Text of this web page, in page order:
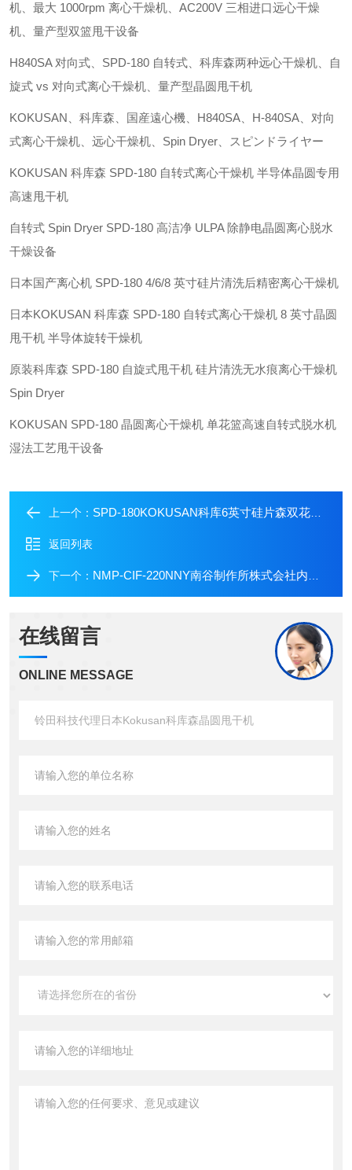
机、最大 1000rpm 离心干燥机、AC200V 三相进口远心干燥
机、量产型双篮甩干设备
H840SA 对向式、SPD-180 自转式、科库森两种远心干燥机、自
旋式 vs 对向式离心干燥机、量产型晶圆甩干机
KOKUSAN、科库森、国産遠心機、H840SA、H-840SA、对向
式离心干燥机、远心干燥机、Spin Dryer、スピンドライヤー
KOKUSAN 科库森 SPD-180 自转式离心干燥机 半导体晶圆专用
高速甩干机
自转式 Spin Dryer SPD-180 高洁净 ULPA 除静电晶圆离心脱水
干燥设备
日本国产离心机 SPD-180 4/6/8 英寸硅片清洗后精密离心干燥机
日本KOKUSAN 科库森 SPD-180 自转式离心干燥机 8 英寸晶圆
甩干机 半导体旋转干燥机
原装科库森 SPD-180 自旋式甩干机 硅片清洗无水痕离心干燥机
Spin Dryer
KOKUSAN SPD-180 晶圆离心干燥机 单花篮高速自转式脱水机
湿法工艺甩干设备
上一个： SPD-180KOKUSAN科库6英寸硅片森双花篮晶圆甩干机
返回列表
下一个： NMP-CIF-220NNY南谷制作所株式会社内花键跨棒距检测仪
在线留言
ONLINE MESSAGE